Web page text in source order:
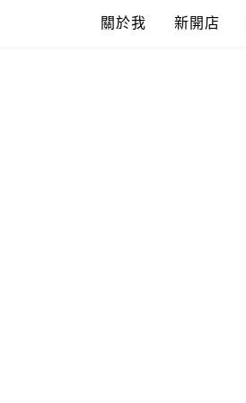
關於我 新開店